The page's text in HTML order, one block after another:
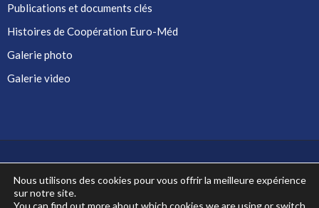
Publications et documents clés
Histoires de Coopération Euro-Méd
Galerie photo
Galerie video
Co-financé par l'Union européenne
Nous utilisons des cookies pour vous offrir la meilleure expérience
sur notre site.
You can find out more about which cookies we are using or switch